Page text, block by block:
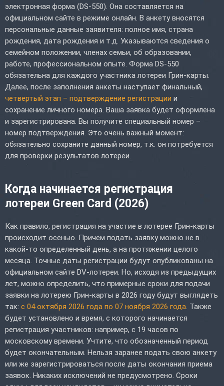
электронная форма (DS-550). Она составляется на
официальном сайте в режиме онлайн. В анкету вносятся
персональные данные заявителя: полное имя, страна
рождения, дата рождения и т.д. Указываются сведения о
семейном положении, членах семьи, об образовании,
работе, профессиональном опыте. Форма DS-550
обязательна для каждого участника лотереи Грин-карты.
Далее, после заполнения анкеты наступает финальный,
четвертый этап – подтверждение регистрации и
сохранение личного номера. Ваша заявка будет оформлена
и зарегистрирована. Вы получите специальный номер –
номер подтверждения. Это очень важный момент:
обязательно сохраните данный номер, т.к. он потребуется
для проверки результатов лотереи.
Когда начинается регистрация
лотереи Green Card (2026)
Как правило, регистрация на участие в лотерее Грин-карты
происходит осенью. Причем подать заявку можно не в
какой-то определенный день, а на протяжении целого
месяца. Точные даты регистрации будут опубликованы на
официальном сайте DV-лотереи. Но, исходя из предыдущих
лет, можно определить, что примерные сроки для подачи
заявки на лотерею Грин-карты в 2026 году будут выглядеть
так: с 04 октября 2026 года по 07 ноября 2026 года . Также
будет установлено и время, с которого начинается
регистрация участников: например, с 19 часов по
московскому времени. Учтите, что обозначенный период
будет окончательным. Нельзя заранее подать свою анкету
или же зарегистрироваться после даты окончания приема
заявок. Никаких исключений не предусмотрено. Сроки